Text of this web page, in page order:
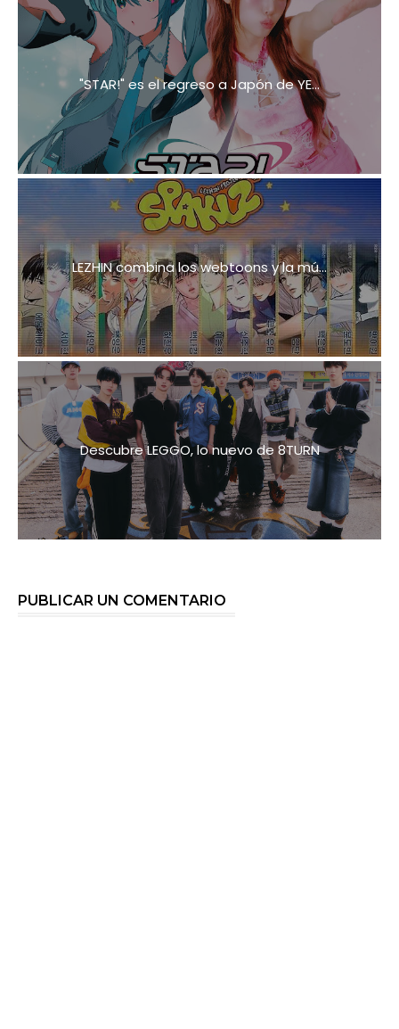
"STAR!" es el regreso a Japón de YE...
LEZHIN combina los webtoons y la mú...
Descubre LEGGO, lo nuevo de 8TURN
PUBLICAR UN COMENTARIO